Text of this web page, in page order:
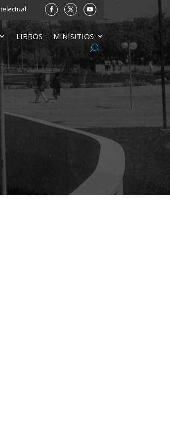
LIBROS MINISITIOS